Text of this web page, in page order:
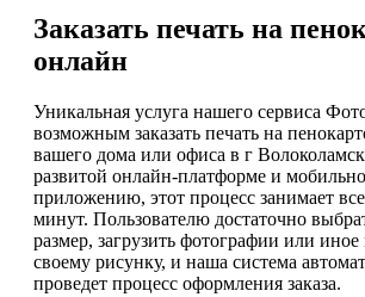
Заказать печать на
онлайн
Уникальная услуга нашего сервиса
возможным заказать печать на
вашего дома или офиса в г
развитой онлайн-платформе и
приложению, этот процесс занимает
минут. Пользователю достаточно
размер, загрузить фотографии или
своему рисунку, и наша система
проведет процесс оформления заказа.